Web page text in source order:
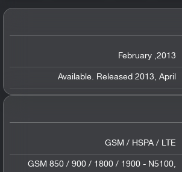
2013, February
Available. Released 2013, April
GSM / HSPA / LTE
GSM 850 / 900 / 1800 / 1900 - N5100,